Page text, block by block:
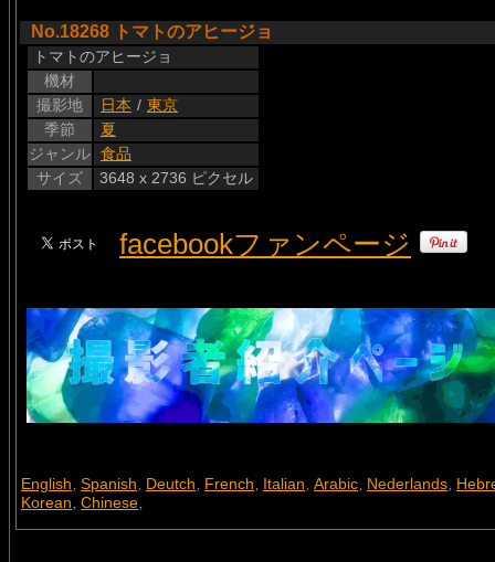
No.18268 トマトのアヒージョ
トマトのアヒージョ
機材
撮影地
日本 / 東京
季節
夏
ジャンル 食品
サイズ
3648 x 2736 ピクセル
facebookファンページ
English, Spanish, Deutch, French, Italian, Arabic, Nederlands,
Korean, Chinese,